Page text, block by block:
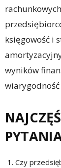
księgowość i
wyników
Czy